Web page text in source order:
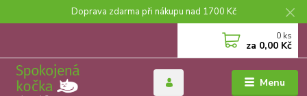
Doprava zdarma při nákupu nad 1700 Kč
Menu
0 ks
za 0,00 Kč